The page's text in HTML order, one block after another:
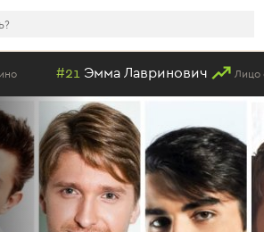
#21 Эмма Лавринович Лицо